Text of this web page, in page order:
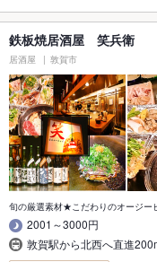
鉄板焼居酒屋 笑兵衛
居酒屋 敦賀市
旬の厳選素材★こだわりのオージー
2001～3000円
敦賀駅から北西へ直進